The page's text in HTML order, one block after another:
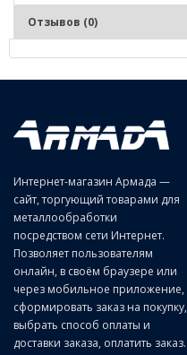
Отзывов (0)
Серия:
Материал:
Класс точности:
Угол наклона спирали:
Интернет-магазин Армада —
сайт, торгующий товарами для
металлообработки
посредством сети Интернет.
Позволяет пользователям
онлайн, в своём браузере или
через мобильное приложение,
сформировать заказ на покупку,
выбрать способ оплаты и
доставки заказа, оплатить заказ.